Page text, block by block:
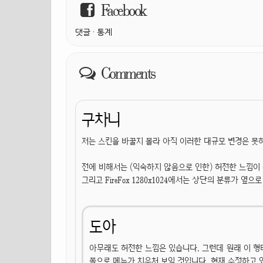
Facebook
댓글 · 통계
Comments
구차니
저는 스킨을 바꿀지 몰라 아직 이러한 대규모 변경은
전에 비해서는 (익숙하지 않음으로 인한) 허전한 느낌
그리고 FireFox 1280x1024에서는 상단의 분류가 옆으
도아
아무래도 허전한 느낌은 있습니다. 그런데 원래 이
쪽으로 메뉴가 치우처 보일 것입니다. 현재 수정하고